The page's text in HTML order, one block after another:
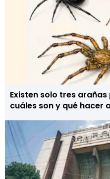
Existen solo tres
cuáles son y qué hacer